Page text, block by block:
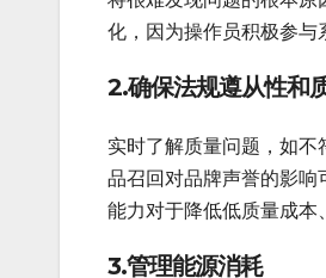
化，因为操作员积极参与
2.确保法规遵从性和
实时了解质量问题，如
品召回对品牌声誉的影
能力对于降低低质量成本
3.管理能源消耗